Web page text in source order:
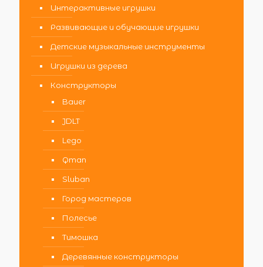
Интерактивные игрушки
Развивающие и обучающие игрушки
Детские музыкальные инструменты
Игрушки из дерева
Конструкторы
Bauer
JDLT
Lego
Qman
Sluban
Город мастеров
Полесье
Тимошка
Деревянные конструкторы